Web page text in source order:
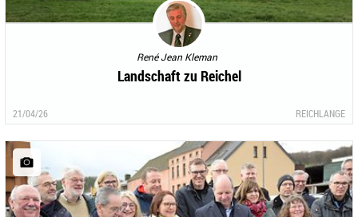
René Jean Kleman
Landschaft zu Reichel
21/04/26 REICHLANGE